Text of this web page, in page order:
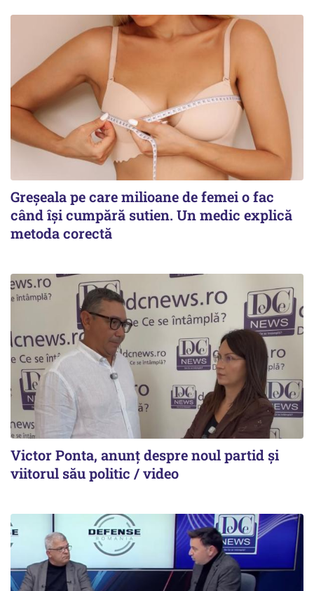
Greșeala pe care milioane de femei o fac
când își cumpără sutien. Un medic explică
metoda corectă
Victor Ponta, anunț despre noul partid și
viitorul său politic / video